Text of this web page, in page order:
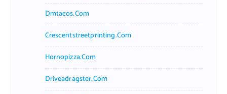
Dmtacos.com
Crescentstreetprinting.com
Hornopizza.com
Driveadragster.com